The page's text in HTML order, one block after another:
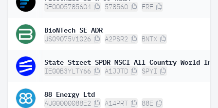
DE0005785604 578560 FRE
BioNTech SE ADR
US09075V1026 A2PSR2 BNTX
IE00B3YLTY66 A1JJTD SPYI
88 Energy Ltd
AU00000088E2 A14PRT 88E